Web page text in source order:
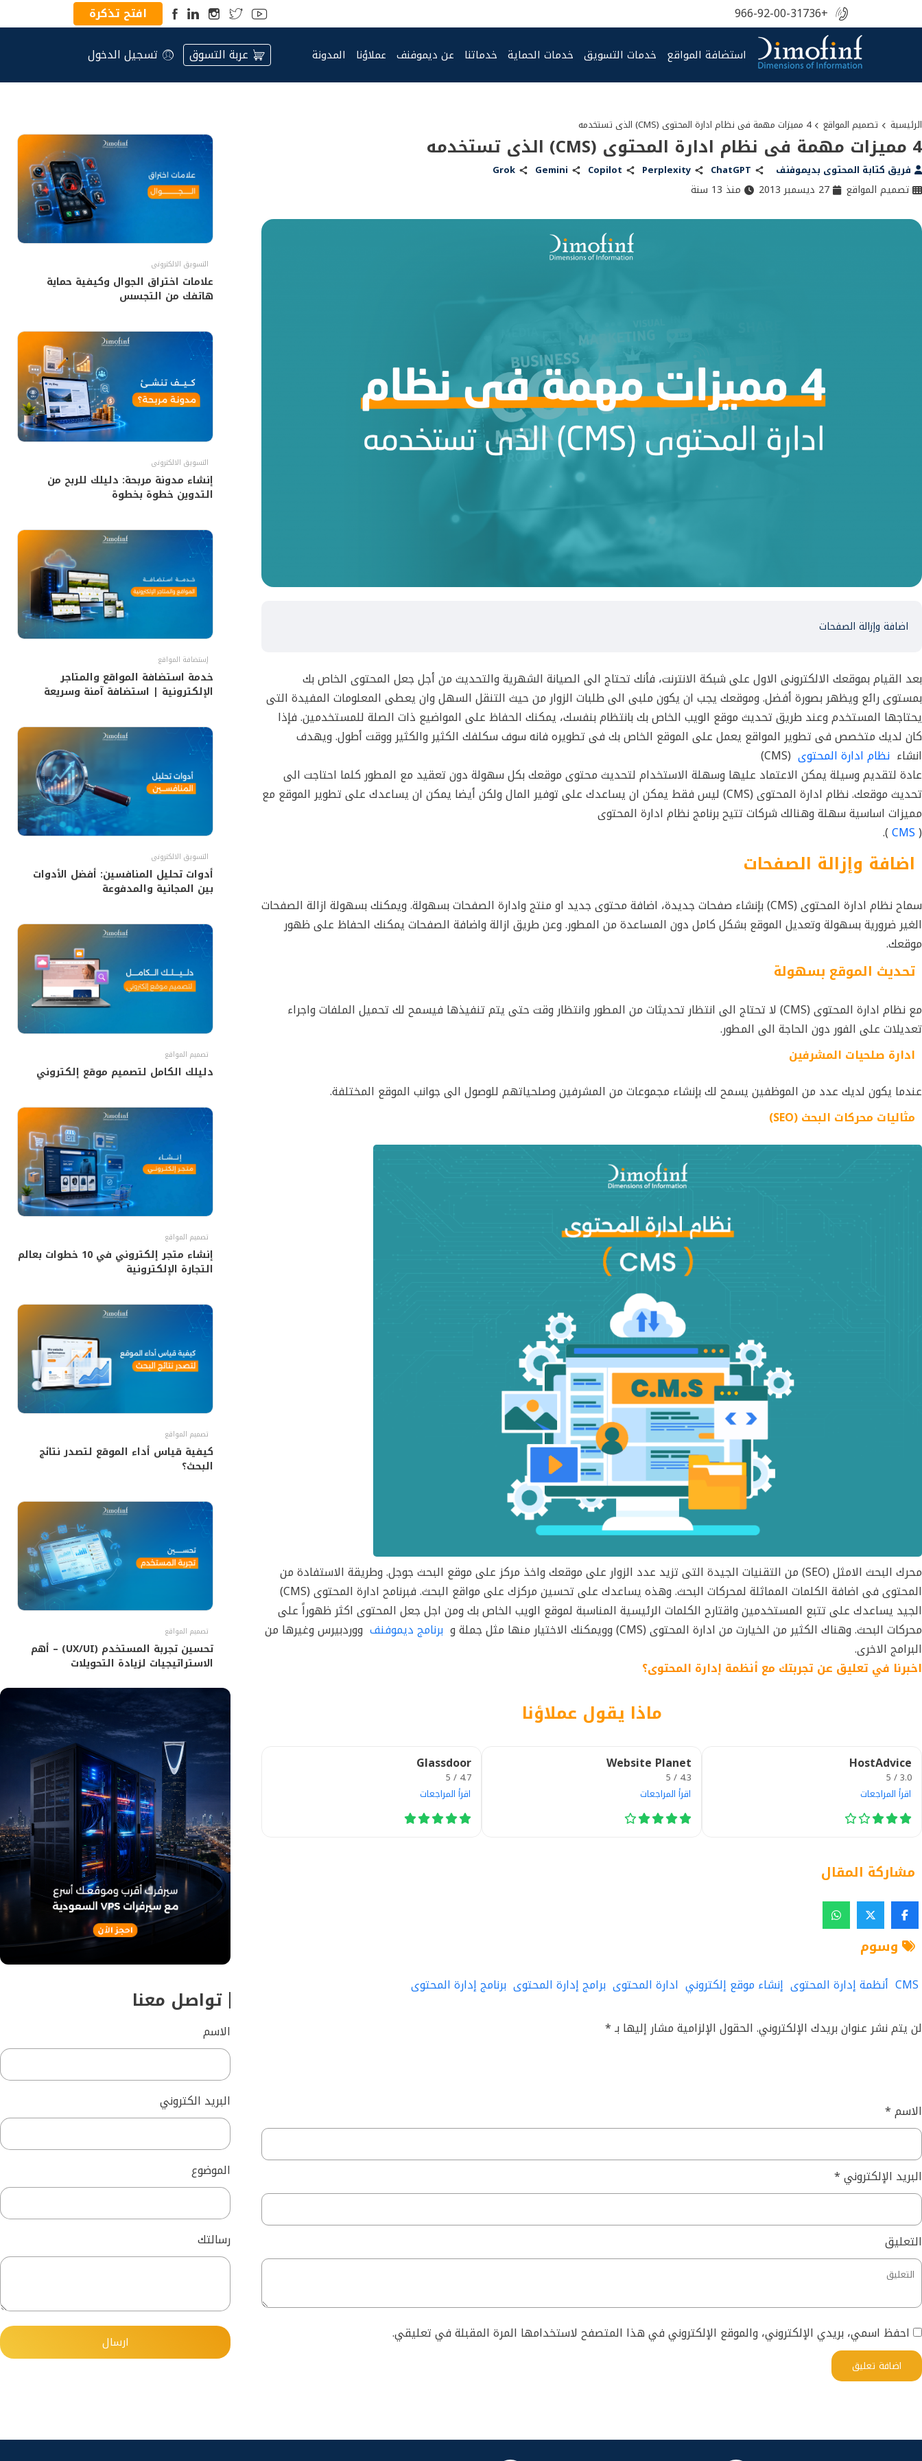
+966-92-00-31736 افتح تذكرة
استضافة المواقع خدمات التسويق خدمات الحماية خدماتنا عن ديموفنف عملاؤنا المدونة عربة التسوق تسجيل الدخول
الرئيسية تصميم المواقع 4 مميزات مهمة فى نظام ادارة المحتوى (CMS) الذى تستخدمه
4 مميزات مهمة فى نظام ادارة المحتوى (CMS) الذى تستخدمه
فريق كتابة المحتوى بديموفنف ChatGPT
Perplexity
Copilot
Gemini
Grok
تصميم المواقع 27 ديسمبر 2013 منذ 13 سنة
اضافة وإزالة الصفحات
بعد القيام بموقعك الالكترونى الاول على شبكة الانترنت، فأنك تحتاج الى الصيانة الشهرية والتحديث من أجل جعل المحتوى الخاص بك
بمستوى رائع ويظهر بصورة أفضل. وموقعك يجب ان يكون ملبى الى طلبات الزوار من حيث التنقل السهل وان يعطى المعلومات المفيدة التى
يحتاجها المستخدم وعند طريق تحديث موقع الويب الخاص بك بانتظام بنفسك، يمكنك الحفاظ على المواضيع ذات الصلة للمستخدمين. فإذا
كان لديك متخصص فى تطوير المواقع يعمل على الموقع الخاص بك فى تطويره فانه سوف سكلفك الكثير والكثير ووقت أطول. ويهدف
انشاء نظام ادارة المحتوى (CMS)
عادة لتقديم وسيلة يمكن الاعتماد عليها وسهلة الاستخدام لتحديث محتوى موقعك بكل سهولة دون تعقيد مع المطور كلما احتاجت الى
تحديث موقعك. نظام ادارة المحتوى (CMS) ليس فقط يمكن ان يساعدك على توفير المال ولكن أيضا يمكن ان يساعدك على تطوير الموقع مع
مميزات اساسية سهلة وهنالك شركات تتيح برنامج نظام ادارة المحتوى
(
CMS
).
اضافة وإزالة الصفحات
سماح نظام ادارة المحتوى (CMS) بإنشاء صفحات جديدة، اضافة محتوى جديد او منتج وادارة الصفحات بسهولة. ويمكنك بسهولة ازالة الصفحات
الغير ضرورية بسهولة وتعديل الموقع بشكل كامل دون المساعدة من المطور. وعن طريق ازالة واضافة الصفحات يمكنك الحفاظ على ظهور
موقعك.
تحديث الموقع بسهولة
مع نظام ادارة المحتوى (CMS) لا تحتاج الى انتظار تحديثات من المطور وانتظار وقت حتى يتم تنفيذها فيسمح لك تحميل الملفات واجراء
تعديلات على الفور دون الحاجة الى المطور.
ادارة صلحيات المشرفين
عندما يكون لديك عدد من الموظفين يسمح لك بإنشاء مجموعات من المشرفين وصلحياتهم للوصول الى جوانب الموقع المختلفة.
مثاليات محركات البحث (SEO)
محرك البحث الامثل (SEO) من التقنيات الجيدة التى تزيد عدد الزوار على موقعك واخذ مركز على موقع البحث جوجل. وطريقة الاستفادة من
المحتوى فى اضافة الكلمات المماثلة لمحركات البحث. وهذه يساعدك على تحسين مركزك على مواقع البحث. فبرنامح ادارة المحتوى (CMS)
الجيد يساعدك على تتبع المستخدمين واقتارح الكلمات الرئيسية المناسبة لموقع الويب الخاص بك ومن اجل جعل المحتوى اكثر ظهوراً على
محركات البحث. وهناك الكثير من الخيارت من ادارة المحتوى (CMS) وويمكنك الاختيار منها مثل جملة و
برنامج ديموفنف ووردبيرس وغيرها من
البرامج الاخرى.
اخبرنا في تعليق عن تجربتك مع أنظمة إدارة المحتوى؟
ماذا يقول عملاؤنا
HostAdvice
3.0 / 5
اقرأ المراجعات
Website Planet
4.3 / 5
اقرأ المراجعات
Glassdoor
4.7 / 5
اقرأ المراجعات
مشاركة المقال
وسوم
CMS أنظمة إدارة المحتوى إنشاء موقع إلكتروني ادارة المحتوى برامج إدارة المحتوى برنامج إدارة المحتوى
لن يتم نشر عنوان بريدك الإلكتروني. الحقول الإلزامية مشار إليها بـ*
التعليق
الاسم*
البريد الإلكتروني*
احفظ اسمي، بريدي الإلكتروني، والموقع الإلكتروني في هذا المتصفح لاستخدامها المرة المقبلة في تعليقي.
التسويق الالكترونى
علامات اختراق الجوال وكيفية حماية
هاتفك من التجسس
التسويق الالكترونى
إنشاء مدونة مربحة: دليلك للربح من
التدوين خطوة بخطوة
إستضافة المواقع
خدمة استضافة المواقع والمتاجر
الإلكترونية | استضافة آمنة وسريعة
التسويق الالكترونى
أدوات تحليل المنافسين: أفضل الأدوات
بين المجانية والمدفوعة
تصميم المواقع
دليلك الكامل لتصميم موقع إلكتروني
تصميم المواقع
إنشاء متجر إلكتروني في 10 خطوات بعالم
التجارة الإلكترونية
تصميم المواقع
كيفية قياس أداء الموقع لتصدر نتائج
البحث؟
تصميم المواقع
تحسين تجربة المستخدم (UX/UI) – أهم
الاستراتيجيات لزيادة التحويلات
تواصل معنا
الاسم
البريد الكتروني
الموضوع
رسالتك